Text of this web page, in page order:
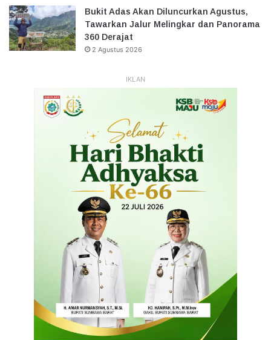
Bukit Adas Akan Diluncurkan Agustus,
Tawarkan Jalur Melingkar dan Panorama
360 Derajat
2 Agustus 2026
IKLAN